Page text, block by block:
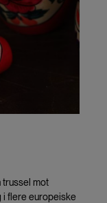
trussel mot
i flere europeiske